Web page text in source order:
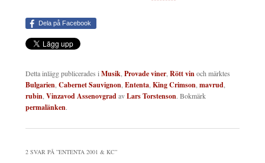
Dela på Facebook
Detta inlägg publicerades i Musik Provade viner Rött vinoch märktes
Bulgarien Cabernet Sauvignon Ententa King Crimson mavrud
rubin Vinzavod AssenovgradavLars Torstenson. Bokmärk
permalänken.
2 SVAR PÅ ”ENTENTA 2001 & KC”